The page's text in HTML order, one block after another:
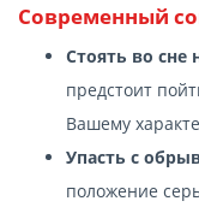
Современный
Стоять во сне
предстоит
Вашему
Упасть с
положение